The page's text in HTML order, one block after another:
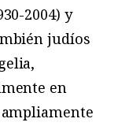
2004) y
judíos
en